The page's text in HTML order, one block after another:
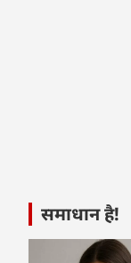
समाधान है!